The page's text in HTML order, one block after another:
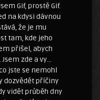
Gif, prostě Gif.
na kdysi dávnou
že je mu
tam, kde jeho
přišel, abych
zde a vy…
jste se nemohl
dozvědět příčiny
vidět průběh dny